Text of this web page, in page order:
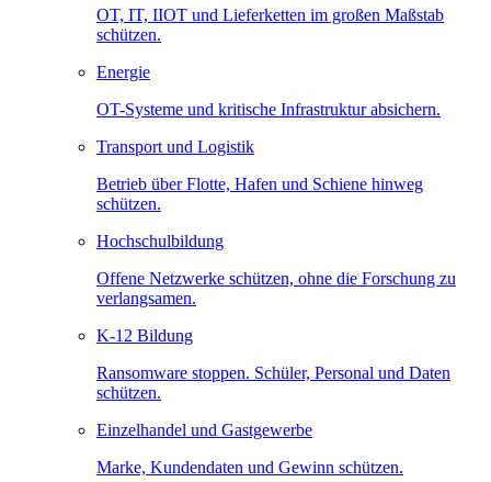
OT, IT, IIOT und Lieferketten im großen Maßstab
schützen.
Energie
OT-Systeme und kritische Infrastruktur absichern.
Transport und Logistik
Betrieb über Flotte, Hafen und Schiene hinweg
schützen.
Hochschulbildung
Offene Netzwerke schützen, ohne die Forschung zu
verlangsamen.
K-12 Bildung
Ransomware stoppen. Schüler, Personal und Daten
schützen.
Einzelhandel und Gastgewerbe
Marke, Kundendaten und Gewinn schützen.